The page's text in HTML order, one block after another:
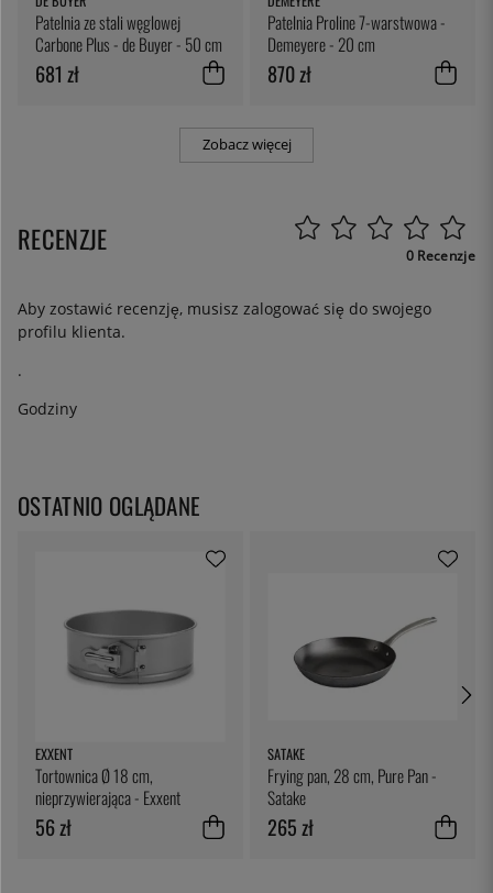
Patelnia ze stali węglowej
Carbone Plus - de Buyer - 50 cm
681 zł
Patelnia Proline 7-warstwowa -
Demeyere - 20 cm
870 zł
Zobacz więcej
RECENZJE 0 Recenzje
Aby zostawić recenzję, musisz zalogować się do swojego
profilu klienta.
.
Godziny
OSTATNIO OGLĄDANE
EXXENT
Tortownica Ø 18 cm,
nieprzywierająca - Exxent
56 zł
SATAKE
Frying pan, 28 cm, Pure Pan -
Satake
265 zł